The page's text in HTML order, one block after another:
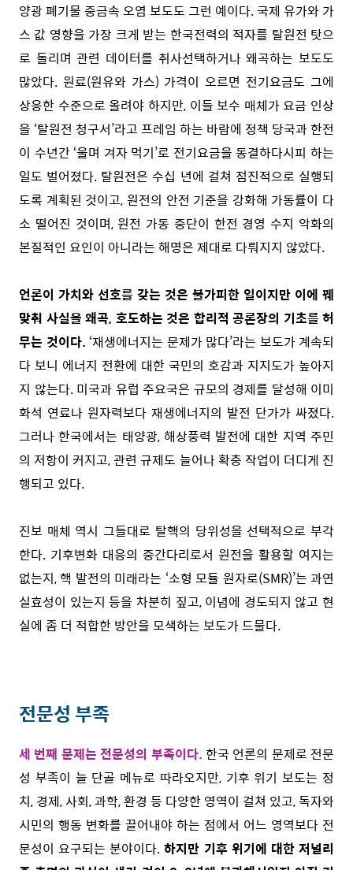
양광 폐기물 중금속 오염 보도도 그런 예이다. 국제 유가와 가
스 값 영향을 가장 크게 받는 한국전력의 적자를 탈원전 탓으
로 돌리며 관련 데이터를 취사선택하거나 왜곡하는 보도도
많았다. 원료(원유와 가스) 가격이 오르면 전기요금도 그에
상응한 수준으로 올려야 하지만, 이들 보수 매체가 요금 인상
을 ‘탈원전 청구서’라고 프레임 하는 바람에 정책 당국과 한전
이 수년간 ‘울며 겨자 먹기’로 전기요금을 동결하다시피 하는
일도 벌어졌다. 탈원전은 수십 년에 걸쳐 점진적으로 실행되
도록 계획된 것이고, 원전의 안전 기준을 강화해 가동률이 다
소 떨어진 것이며, 원전 가동 중단이 한전 경영 수지 악화의
본질적인 요인이 아니라는 해명은 제대로 다뤄지지 않았다.
언론이 가치와 선호를 갖는 것은 불가피한 일이지만 이에 꿰
맞춰 사실을 왜곡, 호도하는 것은 합리적 공론장의 기초를 허
무는 것이다. ‘재생에너지는 문제가 많다’라는 보도가 계속되
다 보니 에너지 전환에 대한 국민의 호감과 지지도가 높아지
지 않는다. 미국과 유럽 주요국은 규모의 경제를 달성해 이미
화석 연료나 원자력보다 재생에너지의 발전 단가가 싸졌다.
그러나 한국에서는 태양광, 해상풍력 발전에 대한 지역 주민
의 저항이 커지고, 관련 규제도 늘어나 확충 작업이 더디게 진
행되고 있다.
진보 매체 역시 그들대로 탈핵의 당위성을 선택적으로 부각
한다. 기후변화 대응의 중간다리로서 원전을 활용할 여지는
없는지, 핵 발전의 미래라는 ‘소형 모듈 원자로(SMR)’는 과연
실효성이 있는지 등을 차분히 짚고, 이념에 경도되지 않고 현
실에 좀 더 적합한 방안을 모색하는 보도가 드물다.
전문성 부족
세 번째 문제는 전문성의 부족이다. 한국 언론의 문제로 전문
성 부족이 늘 단골 메뉴로 따라오지만, 기후 위기 보도는 정
치, 경제, 사회, 과학, 환경 등 다양한 영역이 걸쳐 있고, 독자와
시민의 행동 변화를 끌어내야 하는 점에서 어느 영역보다 전
문성이 요구되는 분야이다. 하지만 기후 위기에 대한 저널리